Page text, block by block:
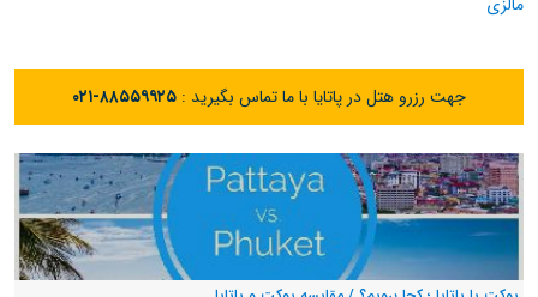
جهت رزرو هتل در پاتایا با ما تماس بگیرید : ۰۲۱-۸۸۵۵۹۹۲۵